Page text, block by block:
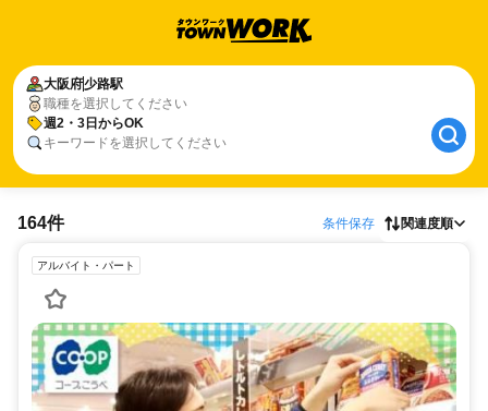
大阪府少路駅
職種を選択してください
週2・3日からOK
キーワードを選択してください
164件 条件保存 関連度順
アルバイト・パート